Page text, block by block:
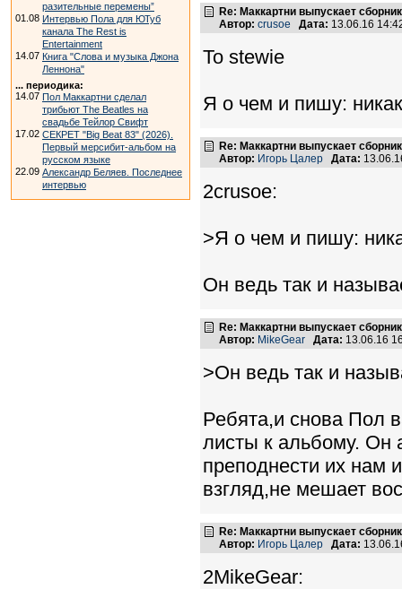
разительные перемены”
01.08 Интервью Пола для ЮТуб
канала The Rest is
Entertainment
14.07 Книга "Слова и музыка Джона
Леннона"
... периодика:
14.07 Пол Маккартни сделал
трибьют The Beatles на
свадьбе Тейлор Свифт
17.02 СЕКРЕТ "Big Beat 83" (2026).
Первый мерсибит-альбом на
русском языке
22.09 Александр Беляев. Последнее
интервью
Re: Маккартни выпускает
Автор: crusoe Дата: 13.06.16
To stewie
Я о чем и пишу:
Re: Маккартни выпускает
Автор: Игорь Цалер Дата:
2crusoe:
>Я о чем и пишу:
Он ведь так и
Re: Маккартни выпускает
Автор: MikeGear Дата: 13.06.16
>Он ведь так и
Ребята,и снова Пол
листы к альбому. Он
преподнести их нам
взгляд,не мешает
Re: Маккартни выпускает
Автор: Игорь Цалер Дата:
2MikeGear: